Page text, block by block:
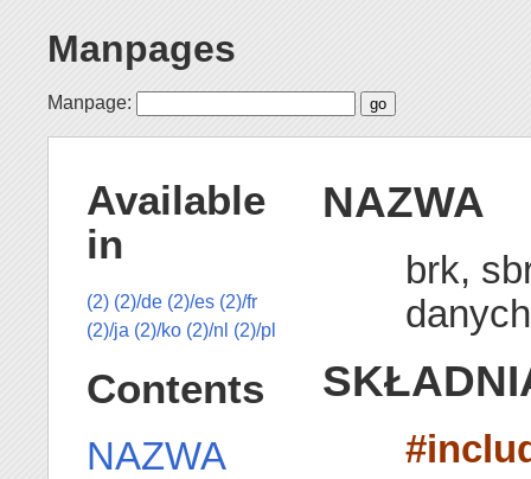
Manpages
Manpage:
NAZWA
brk,
danych
Available
in
(2) (2)/de (2)/es (2)/fr
(2)/ja (2)/ko (2)/nl (2)/pl
Contents
NAZWA